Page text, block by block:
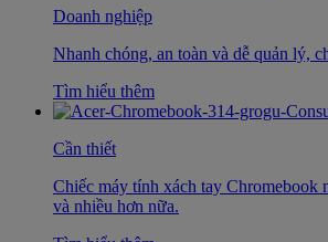
Doanh nghiệp
Nhanh chóng, an toàn và dễ quản lý,
Tìm hiểu thêm
Cần thiết
Chiếc máy tính xách tay Chromebook
và nhiều hơn nữa.